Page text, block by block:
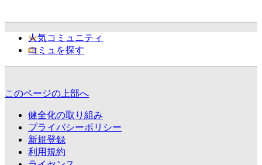
人気コミュニティ
コミュを探す
このページの上部へ
健全化の取り組み
プライバシーポリシー
新規登録
利用規約